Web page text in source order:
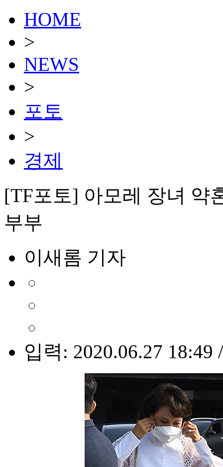
HOME
>
NEWS
>
포토
>
경제
[TF포토] 아모레 장녀 약
부부
이새롬 기자
입력: 2020.06.27 18:49